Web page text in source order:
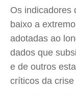
Os indicadores
baixo a
adotadas ao
dados que
e de outros
críticos da crise